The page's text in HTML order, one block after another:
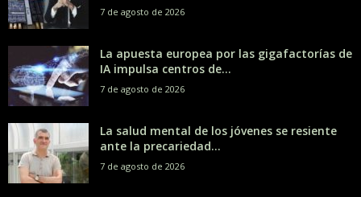
7 de agosto de 2026
La apuesta europea por las gigafactorías de
IA impulsa centros de...
7 de agosto de 2026
La salud mental de los jóvenes se resiente
ante la precariedad...
7 de agosto de 2026